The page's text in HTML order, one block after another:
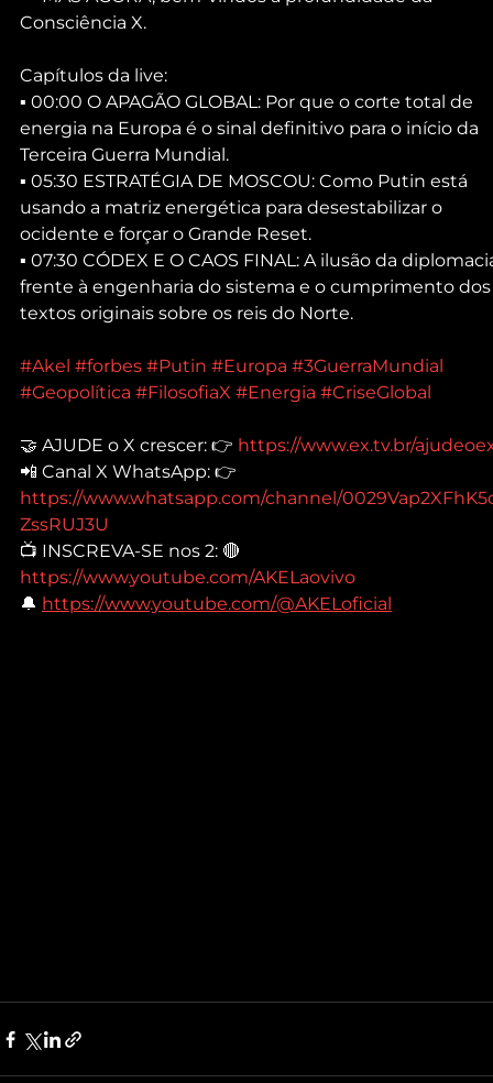
Consciência X.
Capítulos da live:
▪ 00:00 O APAGÃO GLOBAL: Por que o corte total de
energia na Europa é o sinal definitivo para o início da
Terceira Guerra Mundial.
▪ 05:30 ESTRATÉGIA DE MOSCOU: Como Putin está
usando a matriz energética para desestabilizar o
ocidente e forçar o Grande Reset.
▪ 07:30 CÓDEX E O CAOS FINAL: A ilusão da
frente à engenharia do sistema e o cumprimento
textos originais sobre os reis do Norte.
#Akel #forbes #Putin #Europa #3GuerraMundial
#Geopolítica #FilosofiaX #Energia #CriseGlobal
🤝 AJUDE o X crescer: 👉 https://www.ex.tv.br/
📲 Canal X WhatsApp: 👉
https://www.whatsapp.com/channel/
ZssRUJ3U
📺 INSCREVA-SE nos 2: 🔴
https://www.youtube.com/AKELaovivo
🔔 https://www.youtube.com/@AKELoficial